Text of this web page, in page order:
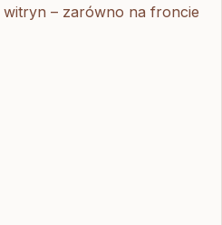
– zarówno na froncie